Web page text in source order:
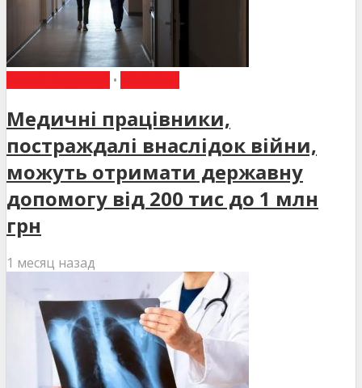
•
Медичні працівники,
постраждалі внаслідок війни,
можуть отримати державну
допомогу від 200 тис до 1 млн
грн
1 месяц назад